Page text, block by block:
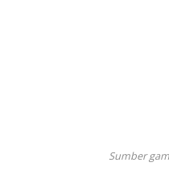
Sumber